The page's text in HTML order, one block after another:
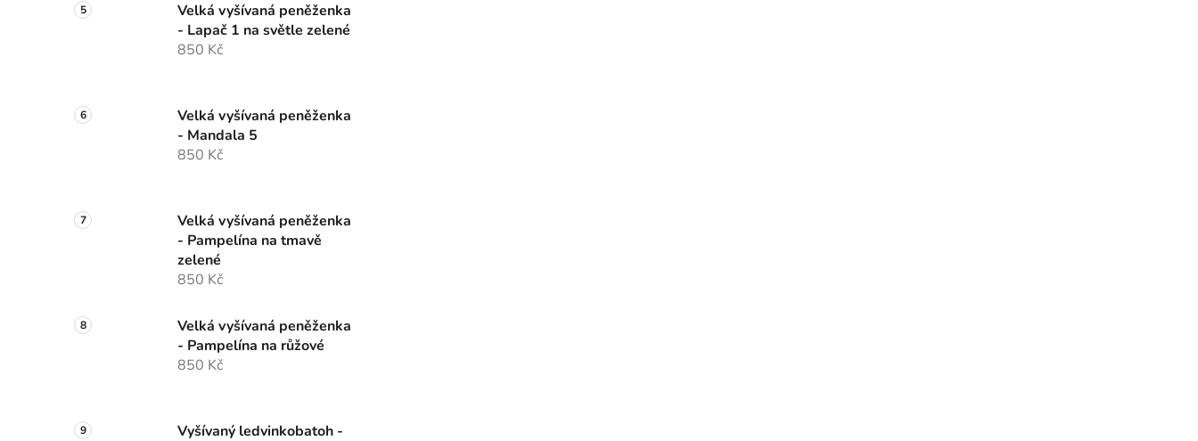
Velká vyšívaná peněženka
- Lapač 1 na světle zelené
850 Kč
Velká vyšívaná peněženka
- Mandala 5
850 Kč
Velká vyšívaná peněženka
- Pampelína na tmavě
zelené
850 Kč
Velká vyšívaná peněženka
- Pampelína na růžové
850 Kč
Vyšívaný ledvinkobatoh -